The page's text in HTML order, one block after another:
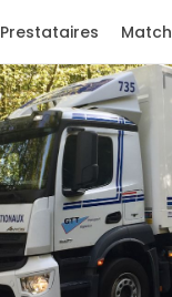
Prestataires Match